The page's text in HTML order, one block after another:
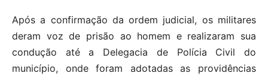
Após a confirmação da ordem judicial, os militares
deram voz de prisão ao homem e realizaram sua
condução até a Delegacia de Polícia Civil do
município, onde foram adotadas as providências